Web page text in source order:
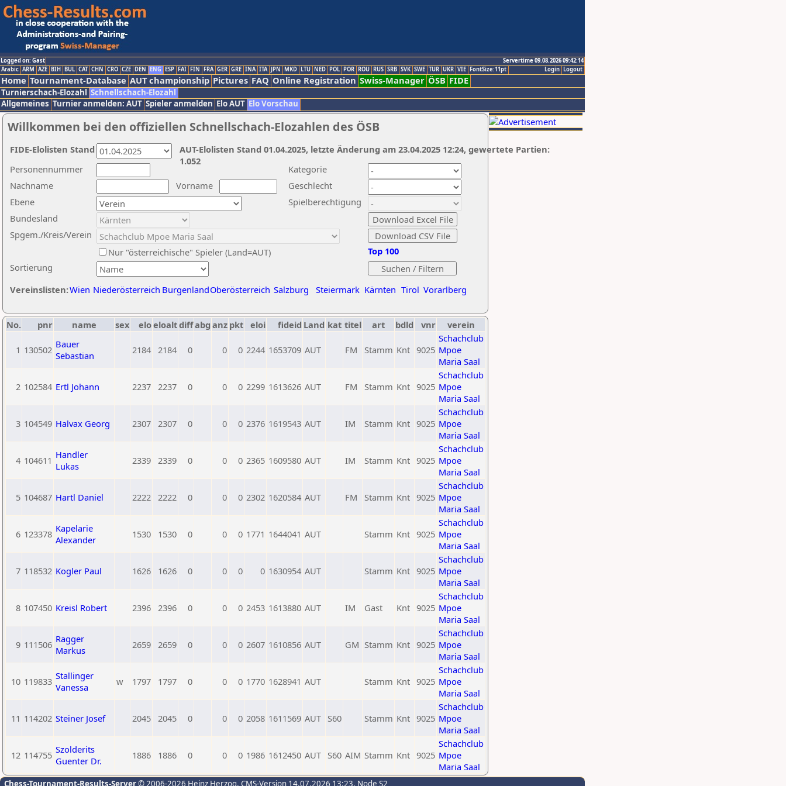
Logged on: Gast
Servertime 09.08.2026 09:42:14
Logout
Login
Arabic ARM AZE BIH BUL CAT CHN CRO CZE DEN ENG ESP FAI FIN FRA GER GRE INA ITA JPN MKD LTU NED POL POR ROU RUS SRB SVK SWE TUR UKR VIE FontSize:11pt
Home Tournament-Database AUT championship Pictures FAQ Online Registration Swiss-Manager ÖSB FIDE
Turnierschach-Elozahl Schnellschach-Elozahl
Allgemeines Turnier anmelden: AUT Spieler anmelden Elo AUT Elo Vorschau
Willkommen bei den offiziellen Schnellschach-Elozahlen des ÖSB
Nachname
Vorname
Ebene
Kategorie
Sortierung
Personennummer
Bundesland
Spgem./Kreis/Verein
Geschlecht
Nur "österreichische" Spieler (Land=AUT)
Spielberechtigung
Vereinslisten:Wien Niederösterreich BurgenlandOberösterreich Salzburg Steiermark Kärnten Tirol Vorarlberg
Top 100
AUT-Elolisten Stand 01.04.2025, letzte Änderung am 23.04.2025 12:24, gewertete Partien:
1.052
FIDE-Elolisten Stand
No. pnr name sex eloeloaltdiffabg anz pkt eloi fideid Land kat titel art bdld vnr verein
1 130502 Bauer
Sebastian
2184 2184 0 0 0 2244 1653709 AUT FM Stamm Knt 9025
Schachclub
Mpoe
Maria Saal
2 102584 Ertl Johann 2237 2237 0 0 0 2299 1613626 AUT FM Stamm Knt 9025
Schachclub
Mpoe
Maria Saal
3 104549 Halvax Georg 2307 2307 0 0 0 2376 1619543 AUT IM Stamm Knt 9025
Schachclub
Mpoe
Maria Saal
4 104611 Handler
Lukas
2339 2339 0 0 0 2365 1609580 AUT IM Stamm Knt 9025
Schachclub
Mpoe
Maria Saal
5 104687 Hartl Daniel 2222 2222 0 0 0 2302 1620584 AUT FM Stamm Knt 9025
Schachclub
Mpoe
Maria Saal
6 123378 Kapelarie
Alexander
1530 1530 0 0 0 1771 1644041 AUT Stamm Knt 9025
Schachclub
Mpoe
Maria Saal
7 118532 Kogler Paul 1626 1626 0 0 0 0 1630954 AUT Stamm Knt 9025
Schachclub
Mpoe
Maria Saal
8 107450 Kreisl Robert 2396 2396 0 0 0 2453 1613880 AUT IM Gast Knt 9025
Schachclub
Mpoe
Maria Saal
9 111506 Ragger
Markus
2659 2659 0 0 0 2607 1610856 AUT GM Stamm Knt 9025
Schachclub
Mpoe
Maria Saal
10 119833 Stallinger
Vanessa
w 1797 1797 0 0 0 1770 1628941 AUT Stamm Knt 9025
Schachclub
Mpoe
Maria Saal
11 114202 Steiner Josef 2045 2045 0 0 0 2058 1611569 AUT S60 Stamm Knt 9025
Schachclub
Mpoe
Maria Saal
12 114755 Szolderits
Guenter Dr.
1886 1886 0 0 0 1986 1612450 AUT S60 AIM Stamm Knt 9025
Schachclub
Mpoe
Maria Saal
Chess-Tournament-Results-Server© 2006-2026 Heinz Herzog, CMS-Version 14.07.2026 13:23, Node S2